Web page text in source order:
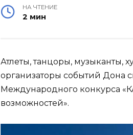
НА ЧТЕНИЕ
2 мин
Атлеты, танцоры, музыканты,
организаторы событий Дона
Международного конкурса
возможностей».